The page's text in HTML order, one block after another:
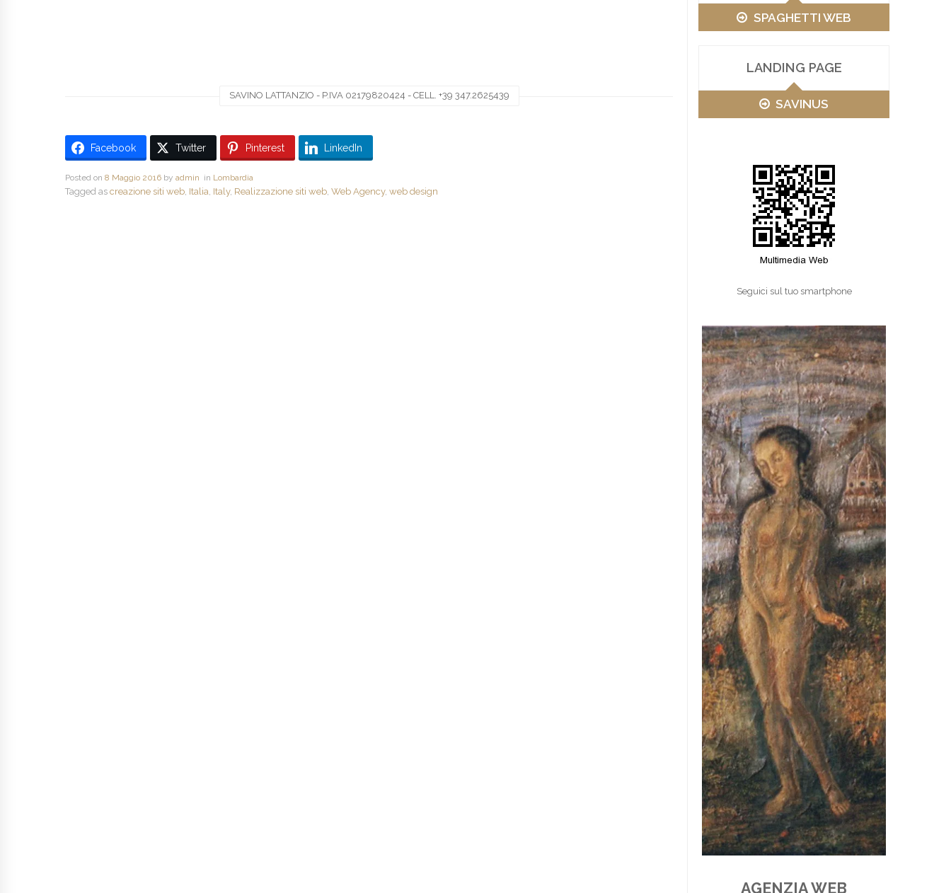
SPAGHETTI WEB
LANDING PAGE
SAVINUS
Seguici sul tuo smartphone
AGENZIA WEB
SAVINO LATTANZIO - P.IVA 02179820424 - CELL. +39 347.2625439
Facebook Twitter Pinterest LinkedIn
Posted on 8 Maggio 2016 by admin in Lombardia
Tagged as creazione siti web Italia Italy, Realizzazione siti web Web Agency, web design